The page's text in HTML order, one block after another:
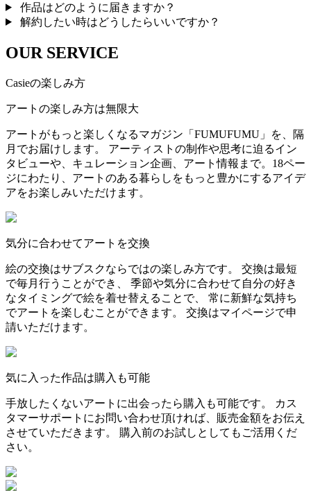
作品はどのように届きますか？
解約したい時はどうしたらいいですか？
OUR SERVICE
Casieの楽しみ方
アートの楽しみ方は無限大
アートがもっと楽しくなるマガジン「FUMUFUMU」を、隔
月でお届けします。 アーティストの制作や思考に迫るイン
タビューや、キュレーション企画、アート情報まで。18ペー
ジにわたり、アートのある暮らしをもっと豊かにするアイデ
アをお楽しみいただけます。
気分に合わせてアートを交換
絵の交換はサブスクならではの楽しみ方です。 交換は最短
で毎月行うことができ、 季節や気分に合わせて自分の好き
なタイミングで絵を着せ替えることで、 常に新鮮な気持ち
でアートを楽しむことができます。 交換はマイページで申
請いただけます。
気に入った作品は購入も可能
手放したくないアートに出会ったら購入も可能です。 カス
タマーサポートにお問い合わせ頂ければ、販売金額をお伝え
させていただきます。 購入前のお試しとしてもご活用くだ
さい。